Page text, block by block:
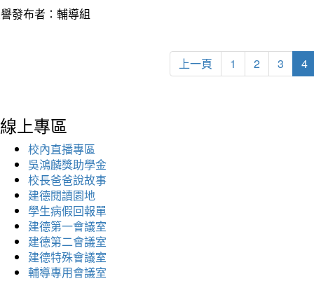
發布者：輔導組
上一頁 1 2 3 4
線上專區
校內直播專區
吳鴻麟獎助學金
校長爸爸說故事
建德閱讀園地
學生病假回報單
建德第一會議室
建德第二會議室
建德特殊會議室
輔導專用會議室